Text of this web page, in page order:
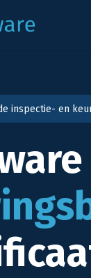
inspectie- en